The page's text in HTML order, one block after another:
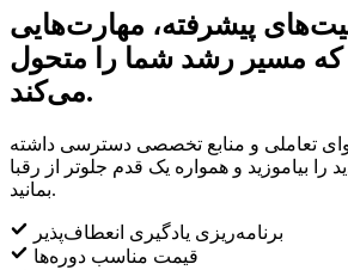
پیشرفته، مهارت‌هایی
که مسیر رشد شما را متحول
می‌کند.
تعاملی و منابع تخصصی دسترسی داشته
را بیاموزید و همواره یک قدم جلوتر از رقبا
بمانید.
برنامه‌ریزی یادگیری انعطاف‌پذیر
قیمت مناسب دوره‌ها